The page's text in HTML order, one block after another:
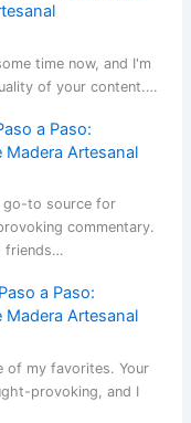
time now, and I'm
of your content.…
a Paso:
Madera Artesanal
go-to source for
commentary.
friends…
a Paso:
Madera Artesanal
of my favorites. Your
provoking, and I